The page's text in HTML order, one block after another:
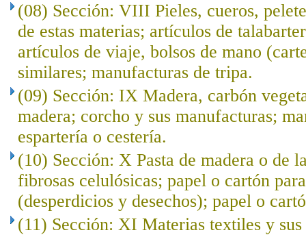
(08) Sección: VIII Pieles, cueros,
de estas materias; artículos de
artículos de viaje, bolsos de mano
similares; manufacturas de tripa.
(09) Sección: IX Madera, carbón
madera; corcho y sus manufacturas;
espartería o cestería.
(10) Sección: X Pasta de madera o de
fibrosas celulósicas; papel o cartón
(desperdicios y desechos); papel o
(11) Sección: XI Materias textiles y sus